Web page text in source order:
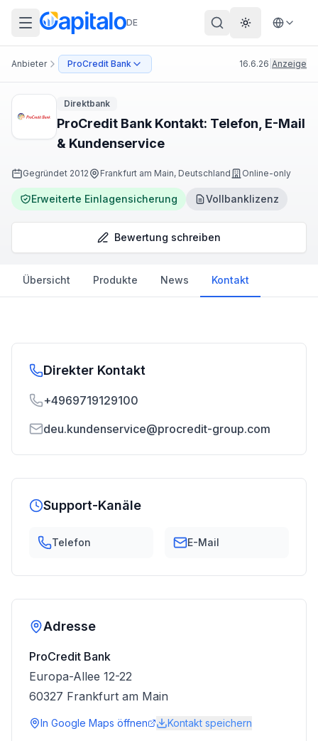
DE Theme
Anbieter ProCredit Bank 16.6.26 Anzeige
Direktbank
ProCredit Bank Kontakt: Telefon, E-Mail
& Kundenservice
Gegründet 2012 Frankfurt am Main, Deutschland Online-only
Erweiterte Einlagensicherung Vollbanklizenz
Bewertung schreiben
Übersicht Produkte News Kontakt
Direkter Kontakt
+4969719129100
deu.kundenservice@procredit-group.com
Support-Kanäle
Telefon E-Mail
Adresse
ProCredit Bank
Europa-Allee 12-22
60327 Frankfurt am Main
In Google Maps öffnen Kontakt speichern